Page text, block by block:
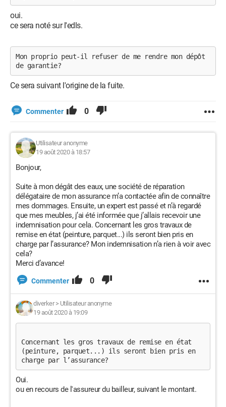
oui.
ce sera noté sur l'edls.
Mon proprio peut-il refuser de me rendre mon dépôt
de garantie?
Ce sera suivant l'origine de la fuite.
Commenter 0
Utilisateur anonyme
19 août 2020 à 18:57
Bonjour,
Suite à mon dégât des eaux, une société de réparation
délégataire de mon assurance m’a contactée afin de connaître
mes dommages. Ensuite, un expert est passé et n’à regardé
que mes meubles, j’ai été informée que j’allais recevoir une
indemnisation pour cela. Concernant les gros travaux de
remise en état (peinture, parquet...) ils seront bien pris en
charge par l’assurance? Mon indemnisation n’a rien à voir avec
cela?
Merci d’avance!
Commenter 0
diverker> Utilisateur anonyme
19 août 2020 à 19:09
Concernant les gros travaux de remise en état
(peinture, parquet...) ils seront bien pris en
charge par l’assurance?
Oui.
ou en recours de l'assureur du bailleur, suivant le montant.